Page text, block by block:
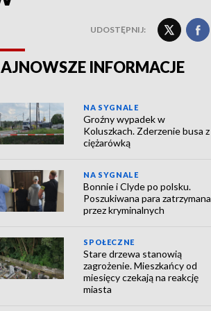
UDOSTĘPNIJ:
INFORMACJE
NA SYGNALE
Groźny wypadek w
Koluszkach. Zderzenie busa z
ciężarówką
NA SYGNALE
Bonnie i Clyde po polsku.
Poszukiwana para zatrzymana
przez kryminalnych
SPOŁECZNE
Stare drzewa stanowią
zagrożenie. Mieszkańcy od
miesięcy czekają na reakcję
miasta